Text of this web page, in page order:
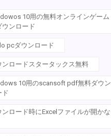
10用の無料オンラインゲーム
ウンロード
pcダウンロード
ンロードスタータックス無料
10用のscansoft pdf無料ダウン
ド
ンロード時にExcelファイルが開かな